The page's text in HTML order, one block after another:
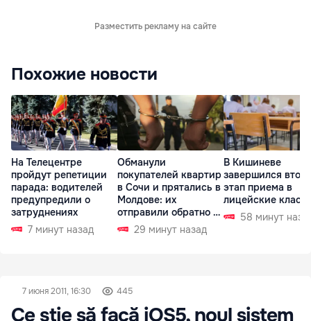
Разместить рекламу на сайте
Похожие новости
На Телецентре
пройдут репетиции
парада: водителей
предупредили о
затруднениях
7 минут назад
Обманули
покупателей квартир
в Сочи и прятались в
Молдове: их
отправили обратно в
РФ 29 минут назад
В Кишиневе
завершился
этап приема в
лицейские
58 минут
7 июня 2011, 16:30 445
Ce ştie să facă iOS5, noul sistem